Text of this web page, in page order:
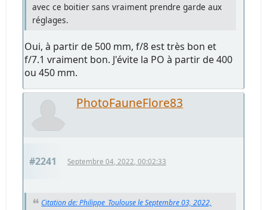
avec ce boitier sans vraiment prendre garde aux
réglages.
Oui, à partir de 500 mm, f/8 est très bon et
f/7.1 vraiment bon. J'évite la PO à partir de 400
ou 450 mm.
PhotoFauneFlore83
#2241 Septembre 04, 2022, 00:02:33
Citation de: Philippe_Toulouse le Septembre 03, 2022,